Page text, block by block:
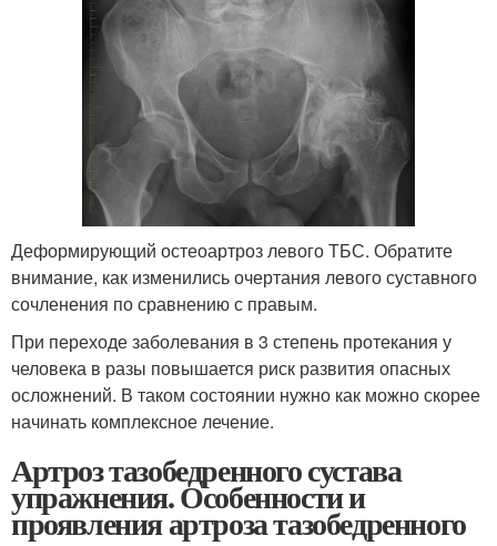
Деформирующий остеоартроз левого ТБС. Обратите
внимание, как изменились очертания левого суставного
сочленения по сравнению с правым.
При переходе заболевания в 3 степень протекания у
человека в разы повышается риск развития опасных
осложнений. В таком состоянии нужно как можно скорее
начинать комплексное лечение.
Артроз тазобедренного сустава
упражнения. Особенности и
проявления артроза тазобедренного